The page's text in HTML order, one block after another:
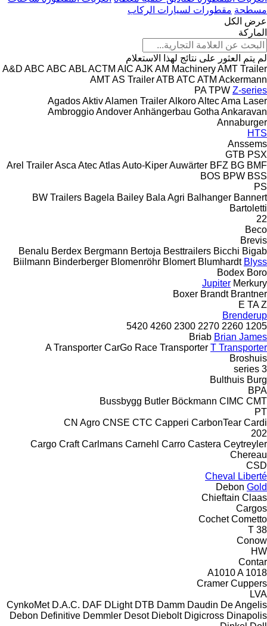
مسطحة مقطورات لسيارات الركاب
عرض الكل
الماركة
لم يتم العثور على نتائج لهذا الاستعلام
A&D ABC ABC ABLACTM AIC AJK AM MachineryAMT Trailer
AMTAS TrailerATB ATC ATM Ackermann
PA TPW Z-series
AgadosAktivAlamen TrailerAlkoroAltecAma Laser
AmbroggioAndoverAnhängerbau Gotha Ankaravan
Annaburger
HTS
Anssems
GTB PSX
Arel TrailerAsca AtecAtlasAuto-KiperAuwärter BFZ BG BMF
BOS BPW BSS
PS
BW Trailers Bagela Bailey Bala Agri Balhanger Bannert
Bartoletti
22
Beco
Brevis
Benalu Berdex Bergmann Bertoja Besttrailers Bicchi Bigab
Biilmann Binderberger Blomenröhr Blomert Blumhardt Blyss
Bodex Boro
Jupiter Merkury
Boxer Brandt Brantner
E TA Z
Brenderup
1205
2260
2270
2300
4260
5420
Briab Brian James
A Transporter CarGo Race Transporter T Transporter
Broshuis
3 series
Bulthuis Burg
BPA
Bussbygg Butler Böckmann CIMC CMT
PT
CN Agro CNSE CTC Capperi CarbonTear Cardi
202
Cargo Craft Carlmans Carnehl Carro Castera Ceytreyler
Chereau
CSD
Cheval Liberté
Debon Gold
Chieftain Claas
Cargos
Cochet Cometto
T 38
Conow
HW
Contar
A1010A 1018
Cramer Cuppers
LVA
CynkoMet D.A.C. DAF DLight DTB Damm Daudin De Angelis
Debon Definitive Demmler Desot Diebolt Digicross Dinapolis